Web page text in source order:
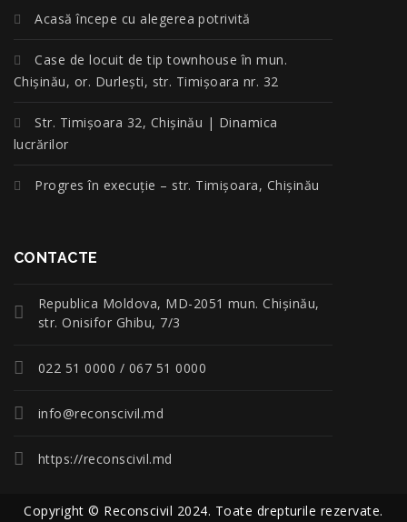
Acasă începe cu alegerea potrivită
Case de locuit de tip townhouse în mun.
Chișinău, or. Durlești, str. Timișoara nr. 32
Str. Timișoara 32, Chișinău | Dinamica
lucrărilor
Progres în execuție – str. Timișoara, Chișinău
CONTACTE
Republica Moldova, MD-2051 mun. Chişinău,
str. Onisifor Ghibu, 7/3
022 51 0000 / 067 51 0000
info@reconscivil.md
https://reconscivil.md
Copyright © Reconscivil 2024. Toate drepturile rezervate.